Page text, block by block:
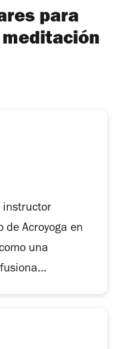
para
instructor
Acroyoga en
una